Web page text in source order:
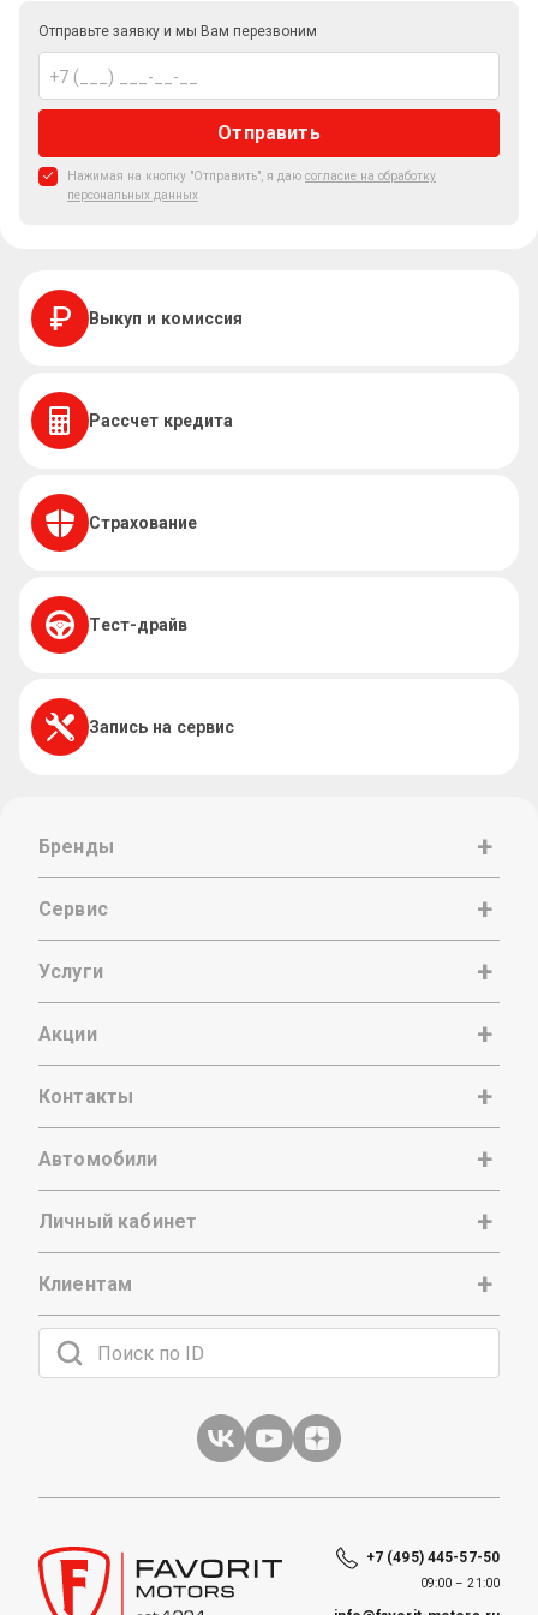
Отправьте заявку и мы Вам перезвоним
Отправить
Нажимая на кнопку "Отправить", я даю согласие на обработку
персональных данных
Выкуп и комиссия
Рассчет кредита
Страхование
Тест-драйв
Запись на сервис
Бренды
Сервис
Услуги
Акции
Контакты
Автомобили
Личный кабинет
Клиентам
+7 (495) 445-57-50
09:00 – 21:00